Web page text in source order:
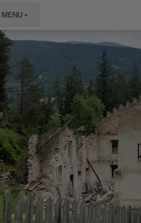
MENU